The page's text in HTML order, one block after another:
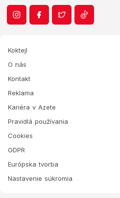
Koktejl
O nás
Kontakt
Reklama
Kariéra v Azete
Pravidlá používania
Cookies
GDPR
Európska tvorba
Nastavenie súkromia